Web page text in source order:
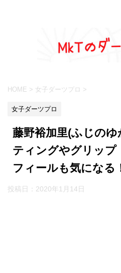
HOME > 女子ダーツプロ >
女子ダーツプロ
藤野裕加里(ふじの
ティングやグリップ
フィールも気になる
投稿日： 2020年1月14日